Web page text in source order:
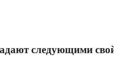
следующими